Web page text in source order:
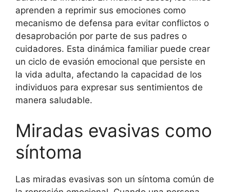
aprenden a reprimir sus emociones como
mecanismo de defensa para evitar conflictos o
desaprobación por parte de sus padres o
cuidadores. Esta dinámica familiar puede crear
un ciclo de evasión emocional que persiste en
la vida adulta, afectando la capacidad de los
individuos para expresar sus sentimientos de
manera saludable.
Miradas evasivas como
síntoma
Las miradas evasivas son un síntoma común de